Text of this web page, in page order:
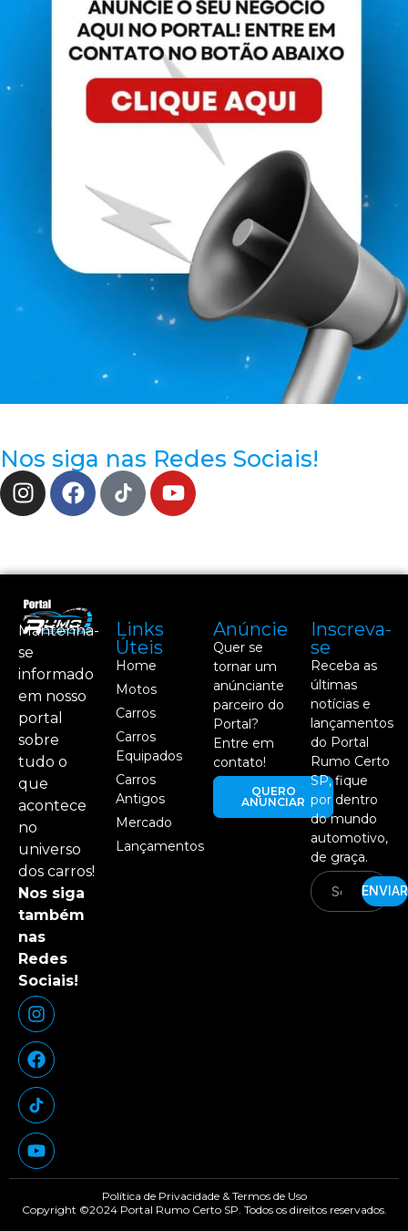
Nos siga nas Redes Sociais!
Mantenha-
se
informado
em nosso
portal
sobre
tudo o
que
acontece
no
universo
dos carros!
Nos siga
também
nas
Redes
Sociais!
Links
Úteis
Home
Motos
Carros
Carros
Equipados
Carros
Antigos
Mercado
Lançamentos
Anúncie
Quer se
tornar um
anúnciante
parceiro do
Portal?
Entre em
contato!
QUERO
ANUNCIAR
Inscreva-
se
Receba as
últimas
notícias e
lançamentos
do Portal
Rumo Certo
SP, fique
por dentro
do mundo
automotivo,
de graça.
ENVIAR
Copyright ©2024 Portal Rumo Certo SP. Todos os direitos reservados.
Política de Privacidade & Termos de Uso